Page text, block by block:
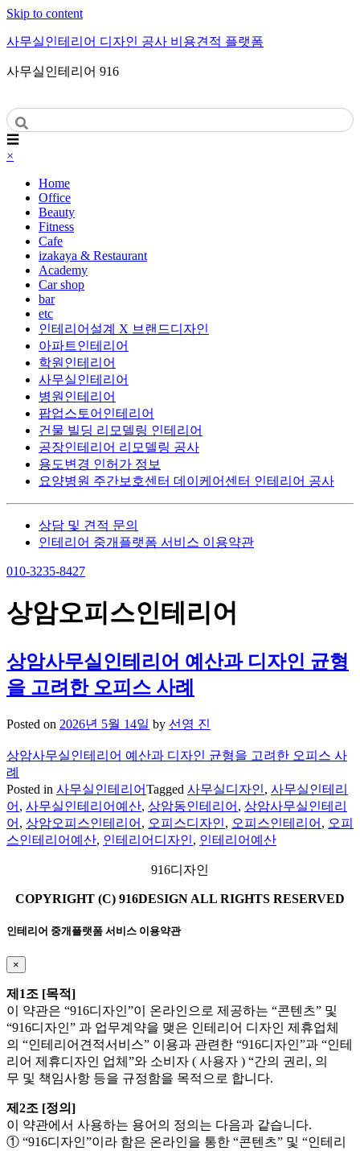
Skip to content
사무실인테리어 디자인 공사 비용견적 플랫폼
사무실인테리어 916
☰
×
Home
Office
Beauty
Fitness
Cafe
izakaya & Restaurant
Academy
Car shop
bar
etc
인테리어설계 X 브랜드디자인
아파트인테리어
학원인테리어
사무실인테리어
병원인테리어
팝업스토어인테리어
건물 빌딩 리모델링 인테리어
공장인테리어 리모델링 공사
용도변경 인허가 정보
요양병원 주간보호센터 데이케어센터 인테리어 공사
상담 및 견적 문의
인테리어 중개플랫폼 서비스 이용약관
010-3235-8427
상암오피스인테리어
상암사무실인테리어 예산과 디자인 균형
을 고려한 오피스 사례
Posted on 2026년 5월 14일 by 선영 진
상암사무실인테리어 예산과 디자인 균형을 고려한 오피스 사
례
Posted in 사무실인테리어Tagged 사무실디자인, 사무실인테리
어 , 사무실인테리어예산, 상암동인테리어 , 상암사무실인테리
어 , 상암오피스인테리어 , 오피스디자인, 오피스인테리어 , 오피
스인테리어예산, 인테리어디자인, 인테리어예산
916디자인
COPYRIGHT (C) 916DESIGN ALL RIGHTS RESERVED
인테리어 중개플랫폼 서비스 이용약관
×
제1조 [목적]
이 약관은 “916디자인”이 온라인으로 제공하는 “콘텐츠” 및
“916디자인” 과 업무계약을 맺은 인테리어 디자인 제휴업체
의 “인테리어견적서비스” 이용과 관련한 “916디자인”과 “인테
리어 제휴디자인 업체”와 소비자 ( 사용자 ) “간의 권리, 의
무 및 책임사항 등을 규정함을 목적으로 합니다.
제2조 [정의]
이 약관에서 사용하는 용어의 정의는 다음과 같습니다.
① “916디자인”이라 함은 온라인을 통한 “콘텐츠” 및 “인테리